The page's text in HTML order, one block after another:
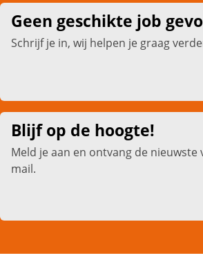
Geen geschikte job
Schrijf je in, wij helpen je graag
Blijf op de hoogte!
Meld je aan en ontvang de nieuwste
mail.